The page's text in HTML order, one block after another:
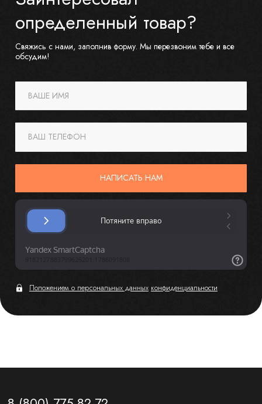
определенный товар?
Свяжись с нами, заполнив форму. Мы перезвоним тебе и все
обсудим!
ВАШЕ ИМЯ
ВАШ ТЕЛЕФОН
НАПИСАТЬ НАМ
Положением о персональных данных конфиденциальности